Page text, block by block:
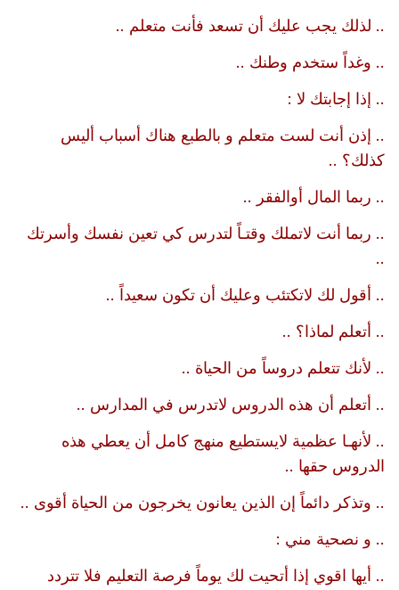
.. لذلك يجب عليك أن تسعد فأنت متعلم ..
.. وغداً ستخدم وطنك ..
.. إذا إجابتك لا :
.. إذن أنت لست متعلم و بالطبع هناك أسباب أليس
كذلك؟ ..
.. ربما المال أوالفقر ..
.. ربما أنت لاتملك وقتـاً لتدرس كي تعين نفسك وأسرتك
..
.. أقول لك لاتكتئب وعليك أن تكون سعيداً ..
.. أتعلم لماذا؟ ..
.. لأنك تتعلم دروساً من الحياة ..
.. أتعلم أن هذه الدروس لاتدرس في المدارس ..
.. لأنهـا عظمية لايستطيع منهج كامل أن يعطي هذه
الدروس حقها ..
.. وتذكر دائماً إن الذين يعانون يخرجون من الحياة أقوى ..
.. و نصحية مني :
.. أيها اقوي إذا أتحيت لك يوماً فرصة التعليم فلا تتردد